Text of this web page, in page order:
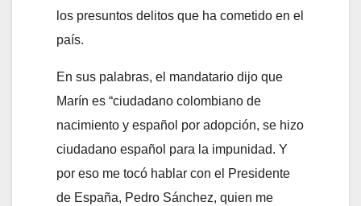
los presuntos delitos que ha cometido en el
país.
En sus palabras, el mandatario dijo que
Marín es “ciudadano colombiano de
nacimiento y español por adopción, se hizo
ciudadano español para la impunidad. Y
por eso me tocó hablar con el Presidente
de España, Pedro Sánchez, quien me